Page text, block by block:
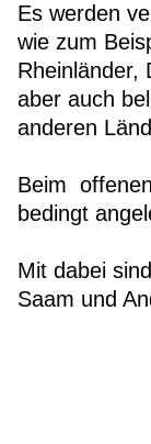
Es werden
wie zum
Rheinländer,
aber auch
anderen
Beim
bedingt
Mit dabei
Saam und